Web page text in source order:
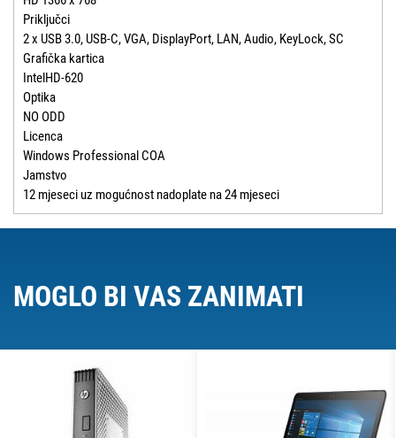
Priključci
2 x USB 3.0, USB-C, VGA, DisplayPort, LAN, Audio, KeyLock, SC
Grafička kartica
IntelHD-620
Optika
NO ODD
Licenca
Windows Professional COA
Jamstvo
12 mjeseci uz mogućnost nadoplate na 24 mjeseci
MOGLO BI VAS ZANIMATI